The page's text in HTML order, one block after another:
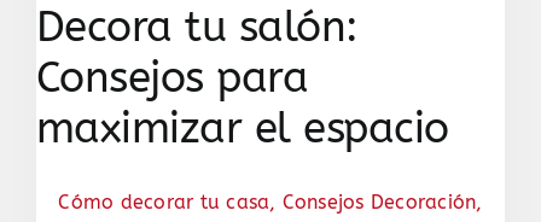
Decora tu salón:
Consejos para
maximizar el espacio
Cómo decorar tu casa, Consejos Decoración,